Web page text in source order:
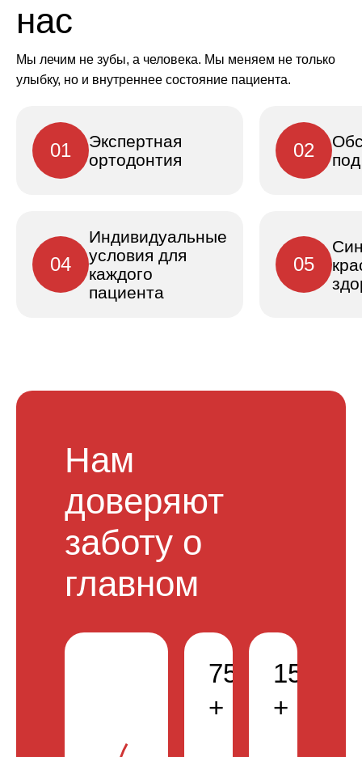
нас
Мы лечим не зубы, а человека. Мы меняем не только
улыбку, но и внутреннее состояние пациента.
01
Экспертная
ортодонтия
02
04
Индивидуальные
условия для
каждого
пациента
05
Нам
доверяют
заботу о
главном
75000
+
150000
+